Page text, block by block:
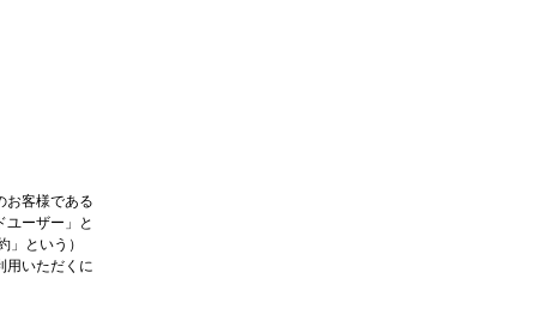
お客様である
ユーザー」と
という）
用いただくに